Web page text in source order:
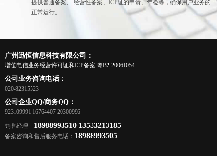
提供普通备案、 经营性备案、ICP证的申请、年检等，确保用户业务的
正常运行。
广州迅恒信息科技有限公司：
增值电信业务经营许可证和ICP备案 粤B2-20061054
公司业务咨询电话：
020-82315523
公司企业QQ/商务QQ：
923109991 16764407 20300996
销售经理： 18988993510 13533213185
备案咨询和售后服务电话： 18988993505